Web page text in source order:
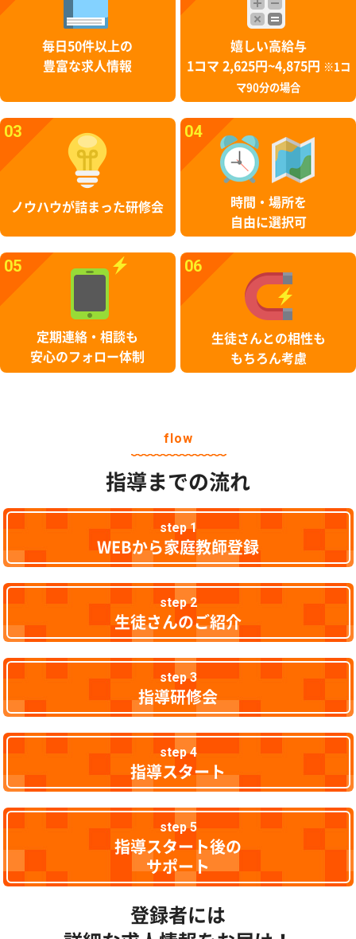
毎日50件以上の
豊富な求人情報
嬉しい高給与
1コマ 2,625円~4,875円
※1コ
マ90分の場合
03
ノウハウが詰まった研修会
04
時間・場所を
自由に選択可
05
定期連絡・相談も
安心のフォロー体制
06
生徒さんとの相性も
もちろん考慮
flow
指導までの流れ
step 1
WEBから家庭教師登録
step 2
生徒さんのご紹介
step 3
指導研修会
step 4
指導スタート
step 5
指導スタート後の
サポート
登録者には